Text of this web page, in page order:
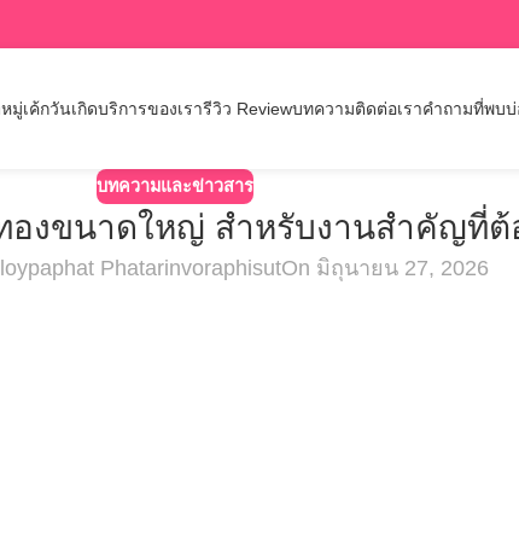
มู่เค้กวันเกิดบริการของเรารีวิว Reviewบทความติดต่อเราคำถามที่พบบ่
บทความและข่าวสาร
ทองขนาดใหญ่ สำหรับงานสำคัญที่ต้
PhatarinvoraphisutOn มิถุนายน 27, 2026